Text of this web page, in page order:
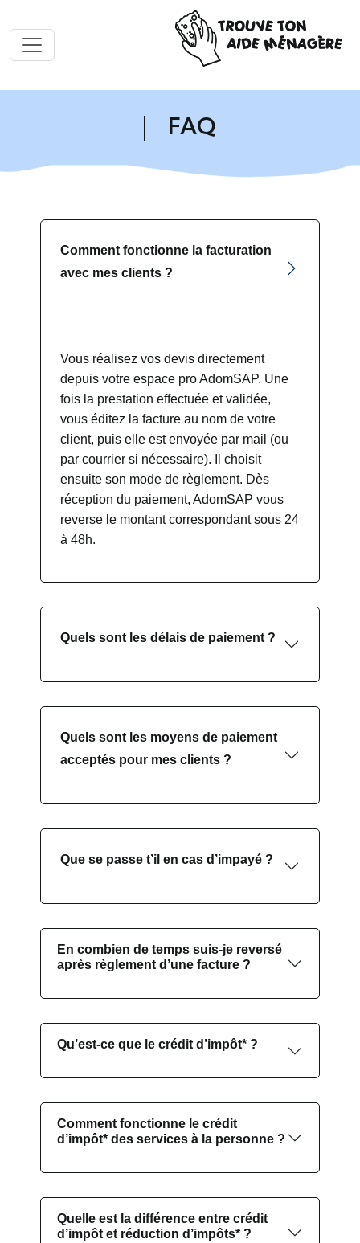
FAQ
Comment fonctionne la facturation
avec mes clients ?
Vous réalisez vos devis directement
depuis votre espace pro AdomSAP. Une
fois la prestation effectuée et validée,
vous éditez la facture au nom de votre
client, puis elle est envoyée par mail (ou
par courrier si nécessaire). Il choisit
ensuite son mode de règlement. Dès
réception du paiement, AdomSAP vous
reverse le montant correspondant sous 24
à 48h.
Quels sont les délais de paiement ?
Quels sont les moyens de paiement
acceptés pour mes clients ?
Que se passe t’il en cas d’impayé ?
En combien de temps suis-je reversé
après règlement d’une facture ?
Qu’est-ce que le crédit d’impôt* ?
Comment fonctionne le crédit
d’impôt* des services à la personne ?
Quelle est la différence entre crédit
d’impôt et réduction d’impôts* ?